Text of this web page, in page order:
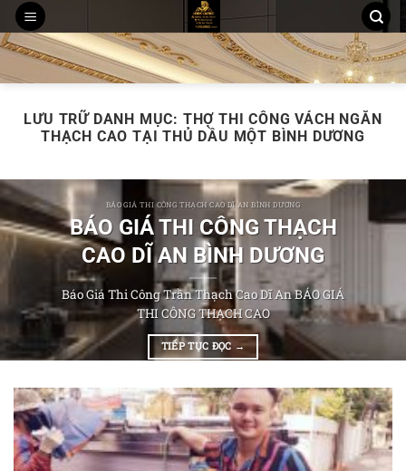
Chuyển
đến
nội
dung
THI CÔNG TRẦN THẠCH CAO
MẪU TRẦN THẠCH CAO
THI CÔNG TẤM ỐP PVC NANO, LAM SÓNG
LƯU TRỮ DANH MỤC: THỢ THI CÔNG VÁCH NGĂN
THẠCH CAO TẠI THỦ DẦU MỘT BÌNH DƯƠNG
BÁO GIÁ THI CÔNG THẠCH CAO DĨ AN BÌNH DƯƠNG
BÁO GIÁ THI CÔNG THẠCH
CAO DĨ AN BÌNH DƯƠNG
Báo Giá Thi Công Trần Thạch Cao Dĩ An BÁO GIÁ
THI CÔNG THẠCH CAO
TIẾP TỤC ĐỌC →